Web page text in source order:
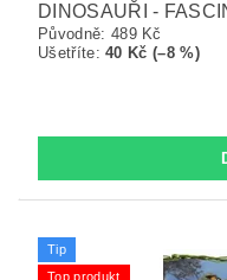
DINOSAUŘI -
Původně: 489 Kč
Ušetříte:40 Kč (–8 %)
Tip
Top produkt